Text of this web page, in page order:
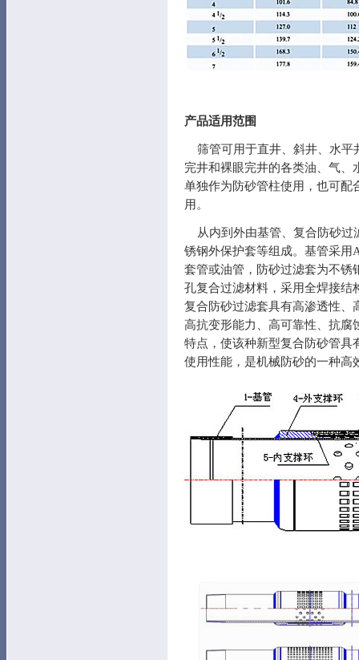
产品适用范围
筛管可用于直井、斜井、水平
完井和裸眼完井的各类油、气、
单独作为防砂管柱使用，也可配
用。
从内到外由基管、复合防砂过
锈钢外保护套等组成。基管采用
套管或油管，防砂过滤套为不锈
孔复合过滤材料，采用全焊接结
复合防砂过滤套具有高渗透性、
高抗变形能力、高可靠性、抗腐
特点，使该种新型复合防砂管具
使用性能，是机械防砂的一种高